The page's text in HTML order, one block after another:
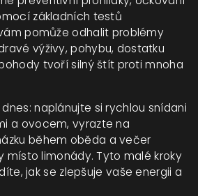
základních testů
pomůže odhalit problémy
výživy, pohybu, dostatku
tvoří silný štít proti mnoha
naplánujte si rychlou snídani
a ovocem, vyrazte na
během oběda a večer
místo limonády. Tyto malé kroky
jak se zlepšuje vaše energii a